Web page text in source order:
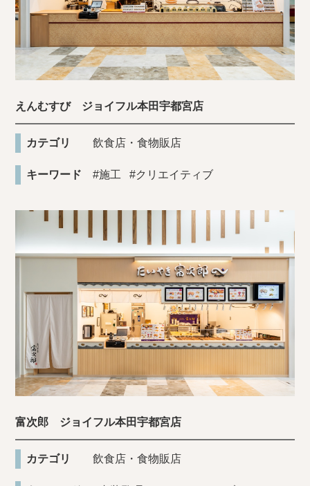
えんむすび ジョイフル本田宇都宮店
カテゴリ 飲食店・食物販店
キーワード #施工 #クリエイティブ
富次郎 ジョイフル本田宇都宮店
カテゴリ 飲食店・食物販店